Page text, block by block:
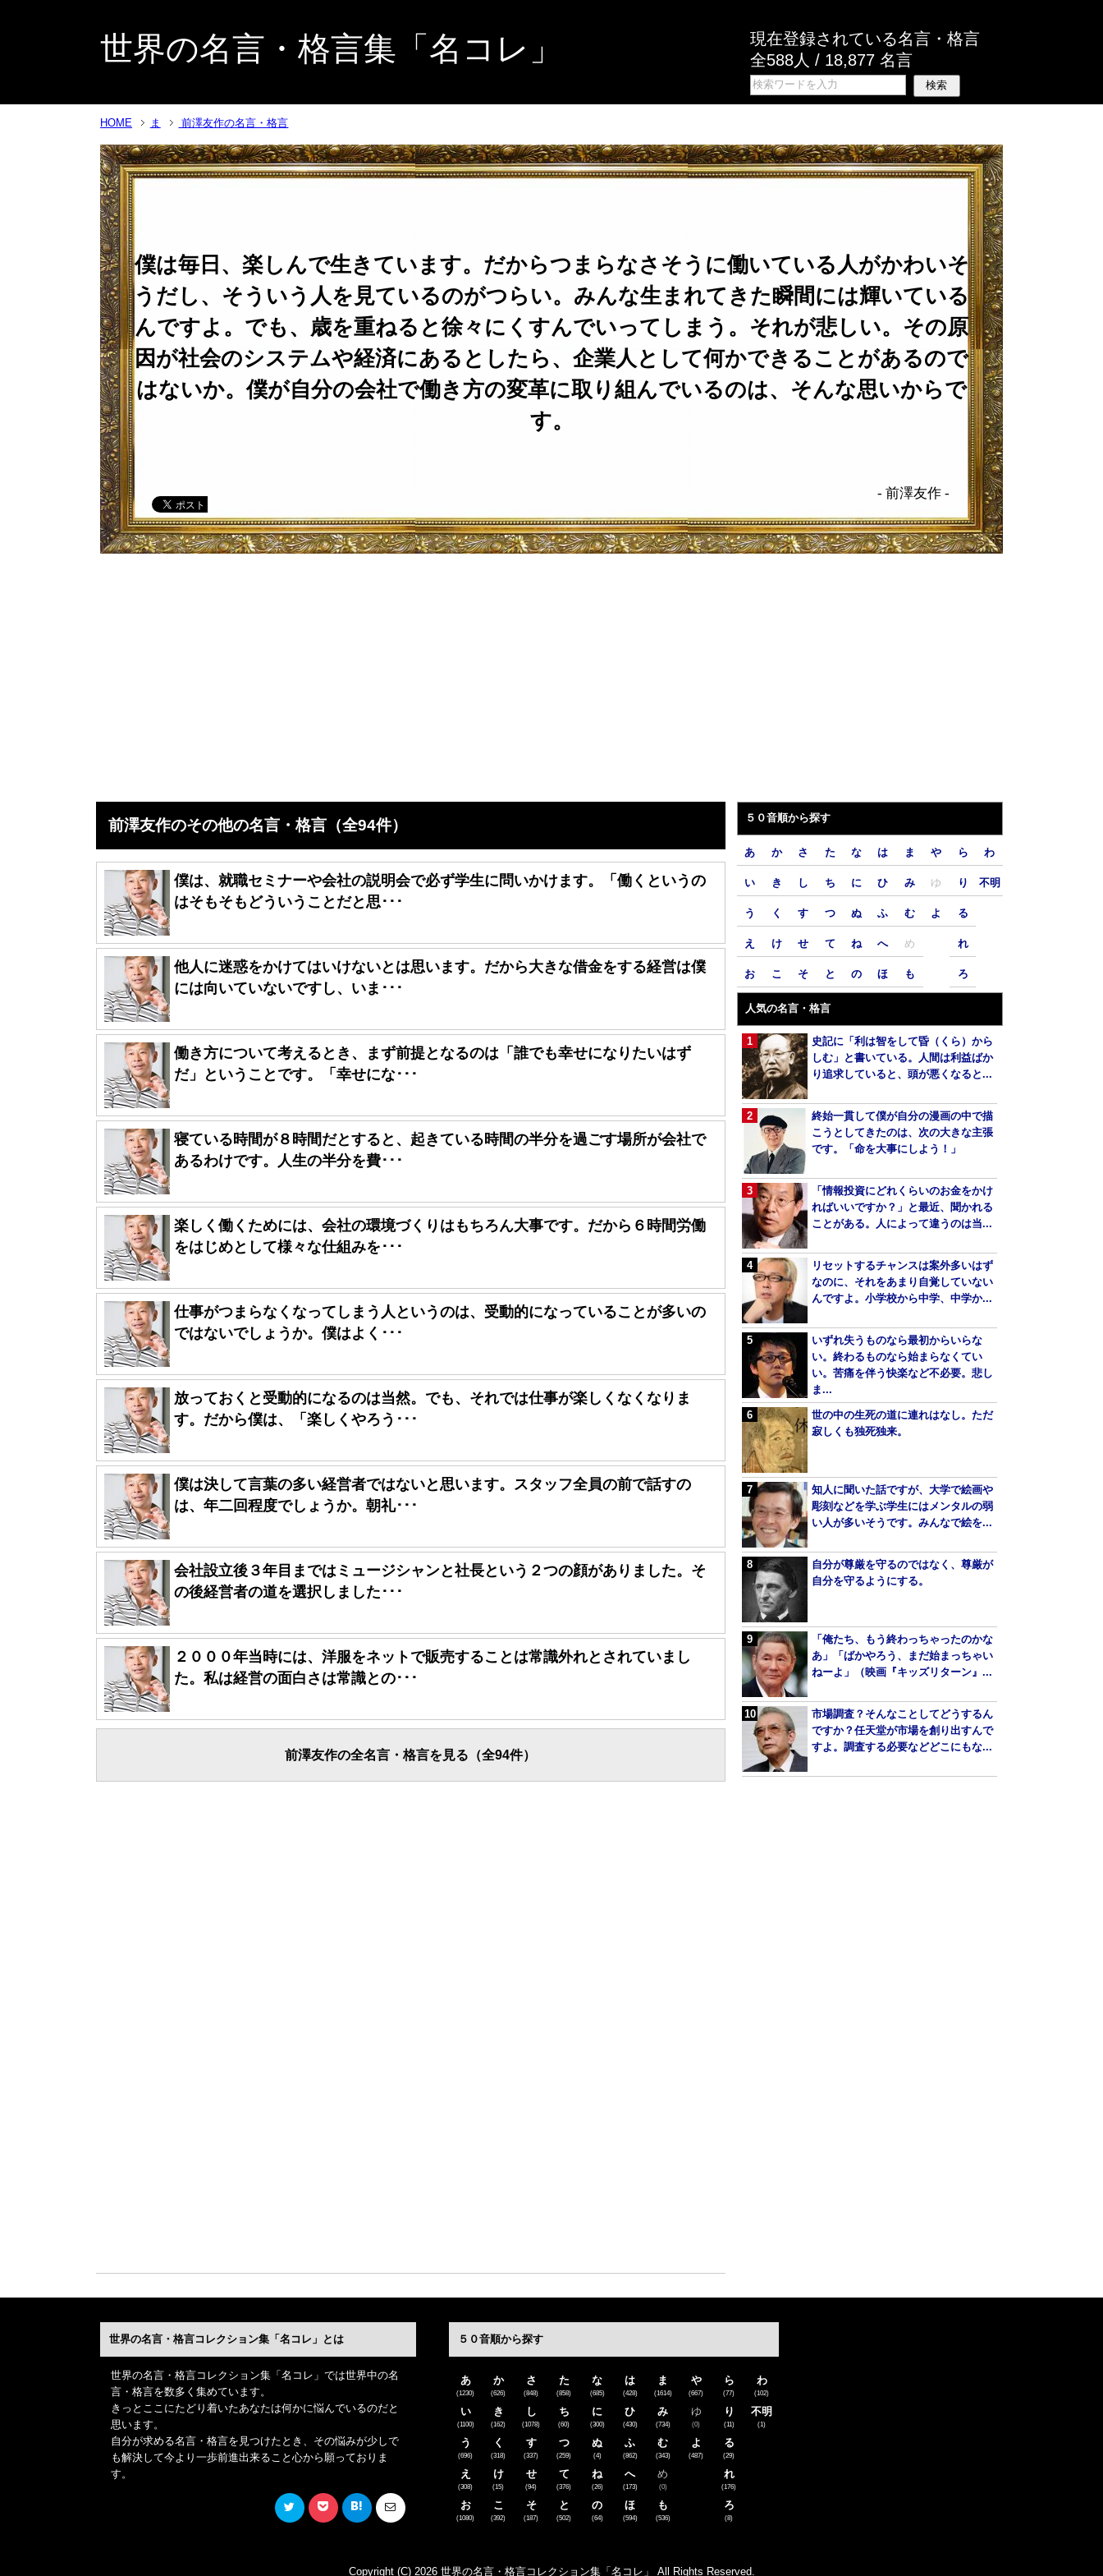
世界の名言・格言集「名コレ」
現在登録されている名言・格言
全588人 / 18,877 名言
HOME ま 前澤友作の名言・格言
僕は毎日、楽しんで生きています。だからつまらなさそうに働いている人がかわいそ
うだし、そういう人を見ているのがつらい。みんな生まれてきた瞬間には輝いている
んですよ。でも、歳を重ねると徐々にくすんでいってしまう。それが悲しい。その原
因が社会のシステムや経済にあるとしたら、企業人として何かできることがあるので
はないか。僕が自分の会社で働き方の変革に取り組んでいるのは、そんな思いからで
す。
- 前澤友作 -
前澤友作のその他の名言・格言（全94件）
僕は、就職セミナーや会社の説明会で必ず学生に問いかけます。「働くというの
はそもそもどういうことだと思･･･
他人に迷惑をかけてはいけないとは思います。だから大きな借金をする経営は僕
には向いていないですし、いま･･･
働き方について考えるとき、まず前提となるのは「誰でも幸せになりたいはず
だ」ということです。「幸せにな･･･
寝ている時間が８時間だとすると、起きている時間の半分を過ごす場所が会社で
あるわけです。人生の半分を費･･･
楽しく働くためには、会社の環境づくりはもちろん大事です。だから６時間労働
をはじめとして様々な仕組みを･･･
仕事がつまらなくなってしまう人というのは、受動的になっていることが多いの
ではないでしょうか。僕はよく･･･
放っておくと受動的になるのは当然。でも、それでは仕事が楽しくなくなりま
す。だから僕は、「楽しくやろう･･･
僕は決して言葉の多い経営者ではないと思います。スタッフ全員の前で話すの
は、年二回程度でしょうか。朝礼･･･
会社設立後３年目まではミュージシャンと社長という２つの顔がありました。そ
の後経営者の道を選択しました･･･
２０００年当時には、洋服をネットで販売することは常識外れとされていまし
た。私は経営の面白さは常識との･･･
前澤友作の全名言・格言を見る（全94件）
５０音順から探す
あ
い
う
え
お
か
き
く
け
こ
さ
し
す
せ
そ
た
ち
つ
て
と
な
に
ぬ
ね
の
は
ひ
ふ
へ
ほ
ま
み
む
め
も
や
ゆ
よ
ら
り
る
れ
ろ
わ
不明
人気の名言・格言
史記に「利は智をして昏（くら）から
しむ」と書いている。人間は利益ばか
り追求していると、頭が悪くなると...
終始一貫して僕が自分の漫画の中で描
こうとしてきたのは、次の大きな主張
です。「命を大事にしよう！」
「情報投資にどれくらいのお金をかけ
ればいいですか？」と最近、聞かれる
ことがある。人によって違うのは当...
リセットするチャンスは案外多いはず
なのに、それをあまり自覚していない
んですよ。小学校から中学、中学か...
いずれ失うものなら最初からいらな
い。終わるものなら始まらなくてい
い。苦痛を伴う快楽など不必要。悲し
ま...
世の中の生死の道に連れはなし。ただ
寂しくも独死独来。
知人に聞いた話ですが、大学で絵画や
彫刻などを学ぶ学生にはメンタルの弱
い人が多いそうです。みんなで絵を...
自分が尊厳を守るのではなく、尊厳が
自分を守るようにする。
「俺たち、もう終わっちゃったのかな
あ」「ばかやろう、まだ始まっちゃい
ねーよ」（映画『キッズリターン』...
市場調査？そんなことしてどうするん
ですか？任天堂が市場を創り出すんで
すよ。調査する必要などどこにもな...
世界の名言・格言コレクション集「名コレ」とは
世界の名言・格言コレクション集「名コレ」では世界中の名
言・格言を数多く集めています。
きっとここにたどり着いたあなたは何かに悩んでいるのだと
思います。
自分が求める名言・格言を見つけたとき、その悩みが少しで
も解決して今より一歩前進出来ること心から願っておりま
す。
５０音順から探す
あ
(1230)
い
(1100)
う
(696)
え
(308)
お
(1080)
か
(626)
き
(162)
く
(318)
け
(15)
こ
(392)
さ
(848)
し
(1078)
す
(337)
せ
(94)
そ
(187)
た
(858)
ち
(60)
つ
(259)
て
(376)
と
(502)
な
(685)
に
(300)
ぬ
(4)
ね
(26)
の
(64)
は
(428)
ひ
(430)
ふ
(862)
へ
(173)
ほ
(594)
ま
(1614)
み
(734)
む
(343)
め
(0)
も
(536)
や
(667)
ゆ
(0)
よ
(487)
ら
(77)
り
(11)
る
(29)
れ
(176)
ろ
(8)
わ
(102)
不明
(1)
Copyright (C) 2026 世界の名言・格言コレクション集「名コレ」 All Rights Reserved.